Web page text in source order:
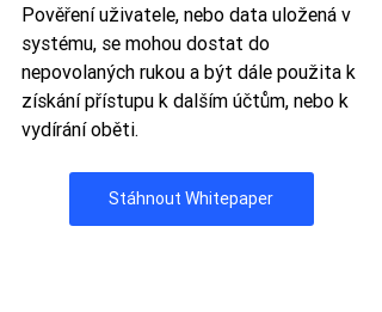
Pověření uživatele, nebo data uložená v
systému, se mohou dostat do
nepovolaných rukou a být dále použita k
získání přístupu k dalším účtům, nebo k
vydírání oběti.
Stáhnout Whitepaper